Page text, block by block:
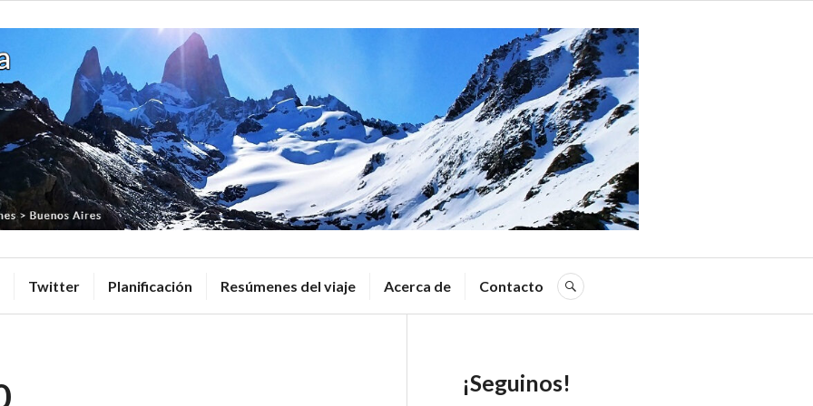
Twitter Planificación Resúmenes del viaje Acerca de Contacto SEARCH
¡Seguinos!